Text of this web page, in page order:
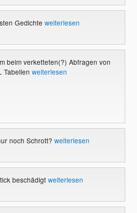
Gedichte weiterlesen
beim verketteten(?) Abfragen von
Tabellen weiterlesen
noch Schrott? weiterlesen
beschädigtweiterlesen